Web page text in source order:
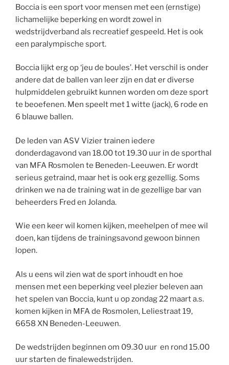
Boccia is een sport voor mensen met een (ernstige)
lichamelijke beperking en wordt zowel in
wedstrijdverband als recreatief gespeeld. Het is ook
een paralympische sport.
Boccia lijkt erg op ‘jeu de boules’. Het verschil is onder
andere dat de ballen van leer zijn en dat er diverse
hulpmiddelen gebruikt kunnen worden om deze sport
te beoefenen. Men speelt met 1 witte (jack), 6 rode en
6 blauwe ballen.
De leden van ASV Vizier trainen iedere
donderdagavond van 18.00 tot 19.30 uur in de sporthal
van MFA Rosmolen te Beneden-Leeuwen. Er wordt
serieus getraind, maar het is ook erg gezellig. Soms
drinken we na de training wat in de gezellige bar van
beheerders Fred en Jolanda.
Wie een keer wil komen kijken, meehelpen of mee wil
doen, kan tijdens de trainingsavond gewoon binnen
lopen.
Als u eens wil zien wat de sport inhoudt en hoe
mensen met een beperking veel plezier beleven aan
het spelen van Boccia, kunt u op zondag 22 maart a.s.
komen kijken in MFA de Rosmolen, Leliestraat 19,
6658 XN Beneden-Leeuwen.
De wedstrijden beginnen om 09.30 uur en rond 15.00
uur starten de finalewedstrijden.